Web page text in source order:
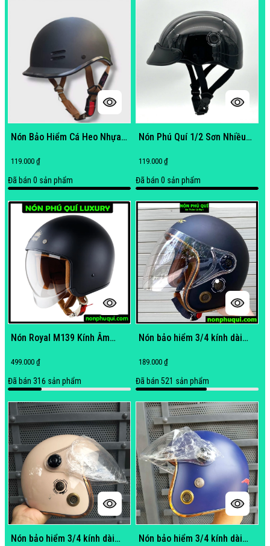
Nón Bảo Hiểm Cá Heo Nhựa
119.000 ₫
Đã bán 0 sản phẩm
Nón Phú Quí 1/2 Sơn Nhiều
119.000 ₫
Đã bán0 sản phẩm
Nón Royal M139 Kính Âm
499.000 ₫
Đã bán 316 sản phẩm
Nón bảo hiểm 3/4 kính dài
Phú Quí
189.000 ₫
Đã bán521 sản phẩm
Nón bảo hiểm 3/4 kính dài
Nón bảo hiểm 3/4 kính dài